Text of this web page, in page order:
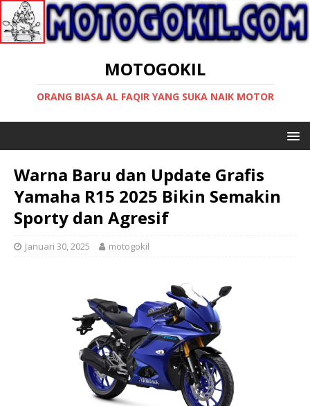
MOTOGOKIL
ORANG BIASA AL FAQIR YANG SUKA NAIK MOTOR
Warna Baru dan Update Grafis
Yamaha R15 2025 Bikin Semakin
Sporty dan Agresif
Januari 30, 2025 motogokil